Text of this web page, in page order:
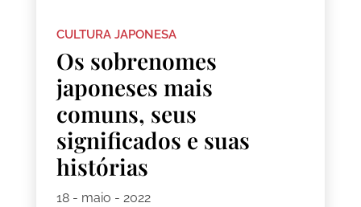
CULTURA JAPONESA
Os sobrenomes
japoneses mais
comuns, seus
significados e suas
histórias
18 - maio - 2022